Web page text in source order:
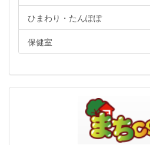
ひまわり・たんぽぽ
保健室